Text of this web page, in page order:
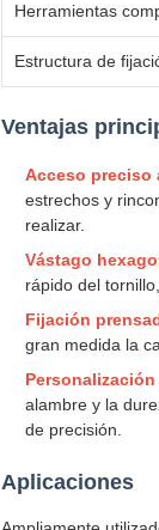
Herramientas
Estructura de
Ventajas
Acceso preciso
estrechos y
realizar.
Vástago
rápido del
Fijación
gran medida la
alambre y la
de precisión.
Aplicaciones